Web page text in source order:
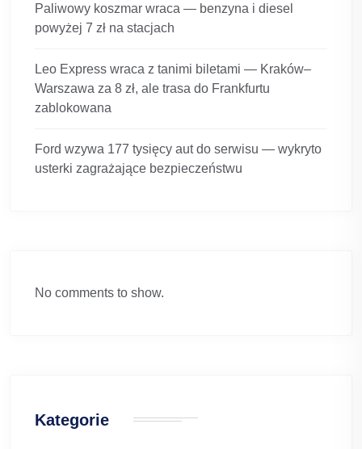
Paliwowy koszmar wraca — benzyna i diesel
powyżej 7 zł na stacjach
Leo Express wraca z tanimi biletami — Kraków–
Warszawa za 8 zł, ale trasa do Frankfurtu
zablokowana
Ford wzywa 177 tysięcy aut do serwisu — wykryto
usterki zagrażające bezpieczeństwu
No comments to show.
Kategorie